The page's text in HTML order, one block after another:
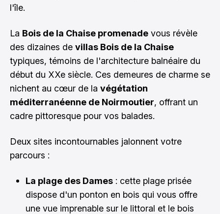
l'île.
La Bois de la Chaise promenade vous révèle
des dizaines de villas Bois de la Chaise
typiques, témoins de l'architecture balnéaire du
début du XXe siècle. Ces demeures de charme se
nichent au cœur de la végétation
méditerranéenne de Noirmoutier, offrant un
cadre pittoresque pour vos balades.
Deux sites incontournables jalonnent votre
parcours :
La plage des Dames : cette plage prisée
dispose d'un ponton en bois qui vous offre
une vue imprenable sur le littoral et le bois